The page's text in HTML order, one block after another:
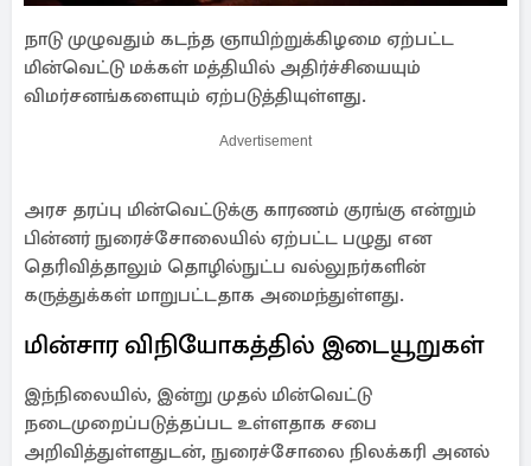
நாடு முழுவதும் கடந்த ஞாயிற்றுக்கிழமை ஏற்பட்ட
மின்வெட்டு மக்கள் மத்தியில் அதிர்ச்சியையும்
விமர்சனங்களையும் ஏற்படுத்தியுள்ளது.
Advertisement
அரச தரப்பு மின்வெட்டுக்கு காரணம் குரங்கு என்றும்
பின்னர் நுரைச்சோலையில் ஏற்பட்ட பழுது என
தெரிவித்தாலும் தொழில்நுட்ப வல்லுநர்களின்
கருத்துக்கள் மாறுபட்டதாக அமைந்துள்ளது.
மின்சார விநியோகத்தில் இடையூறுகள்
இந்நிலையில், இன்று முதல் மின்வெட்டு
நடைமுறைப்படுத்தப்பட உள்ளதாக சபை
அறிவித்துள்ளதுடன், நுரைச்சோலை நிலக்கரி அனல்